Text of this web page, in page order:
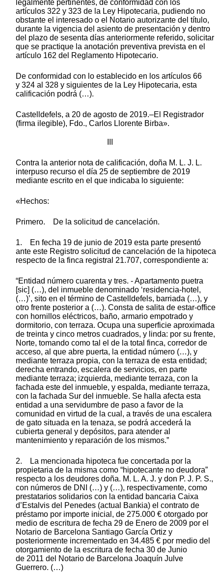
legalmente pertinentes, de conformidad con los
artículos 322 y 323 de la Ley Hipotecaria, pudiendo no
obstante el interesado o el Notario autorizante del título,
durante la vigencia del asiento de presentación y dentro
del plazo de sesenta días anteriormente referido, solicitar
que se practique la anotación preventiva prevista en el
artículo 162 del Reglamento Hipotecario.
De conformidad con lo establecido en los artículos 66
y 324 al 328 y siguientes de la Ley Hipotecaria, esta
calificación podrá (…).
Castelldefels, a 20 de agosto de 2019.–El Registrador
(firma ilegible), Fdo., Carlos Llorente Birba».
Contra la anterior nota de calificación, doña M. L. J. L.
interpuso recurso el día 25 de septiembre de 2019
mediante escrito en el que indicaba lo siguiente:
«Hechos:
Primero. De la solicitud de cancelación.
1. En fecha 19 de junio de 2019 esta parte presentó
ante este Registro solicitud de cancelación de la hipoteca
respecto de la finca registral 21.707, correspondiente a:
“Entidad número cuarenta y tres. - Apartamento puetra
[sic] (…), del inmueble denominado ‘residencia-hotel,
(…)’, sito en el término de Castelldefels, barriada (…), y
otro frente posterior a (…). Consta de salita de estar-office
con hornillos eléctricos, baño, armario empotrado y
dormitorio, con terraza. Ocupa una superficie aproximada
de treinta y cinco metros cuadrados, y linda: por su frente,
Norte, tomando como tal el de la total finca, corredor de
acceso, al que abre puerta, la entidad número (…), y
mediante terraza propia, con la terraza de esta entidad;
derecha entrando, escalera de servicios, en parte
mediante terraza; izquierda, mediante terraza, con la
fachada este del inmueble, y espalda, mediante terraza,
con la fachada Sur del inmueble. Se halla afecta esta
entidad a una servidumbre de paso a favor de la
comunidad en virtud de la cual, a través de una escalera
de gato situada en la tenaza, se podrá accederá la
cubierta general y depósitos, para atender al
mantenimiento y reparación de los mismos.”
2. La mencionada hipoteca fue concertada por la
propietaria de la misma como “hipotecante no deudora”
respecto a los deudores doña. M. L. A. J. y don P. J. P. S.,
con números de DNI (…) y (…), respectivamente, como
prestatarios solidarios con la entidad bancaria Caixa
d’Estalvis del Penedes (actual Bankia) el contrato de
préstamo por importe inicial, de 275.000 € otorgado por
medio de escritura de fecha 29 de Enero de 2009 por el
Notario de Barcelona Santiago García Ortiz y
posteriormente incrementado en 34.485 € por medio del
otorgamiento de la escritura de fecha 30 de Junio
de 2011 del Notario de Barcelona Joaquín Julve
Guerrero. (…)